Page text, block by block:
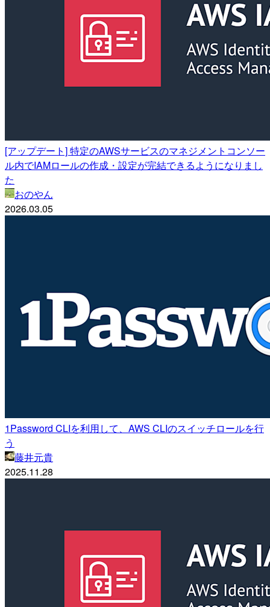
[アップデート] 特定のAWSサービスのマネジメントコンソー
ル内でIAMロールの作成・設定が完結できるようになりまし
た
おのやん
2026.03.05
1Password CLIを利用して、AWS CLIのスイッチロールを行
う
藤井元貴
2025.11.28